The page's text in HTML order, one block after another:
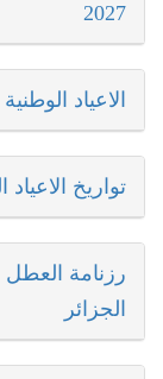
2027
الاعياد الوطنية
تواريخ الاعياد
رزنامة العطل
الجزائر